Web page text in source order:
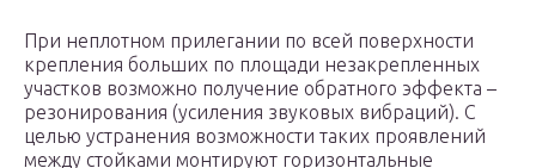
При неплотном прилегании по всей поверхности
крепления больших по площади незакрепленных
участков возможно получение обратного эффекта –
резонирования (усиления звуковых вибраций). С
целью устранения возможности таких проявлений
между стойками монтируют горизонтальные